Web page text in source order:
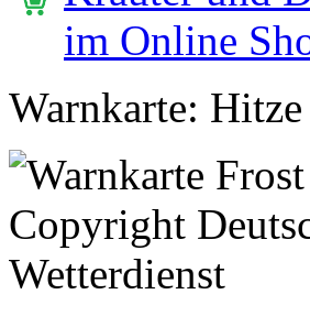
im Online
Warnkarte: Hitze